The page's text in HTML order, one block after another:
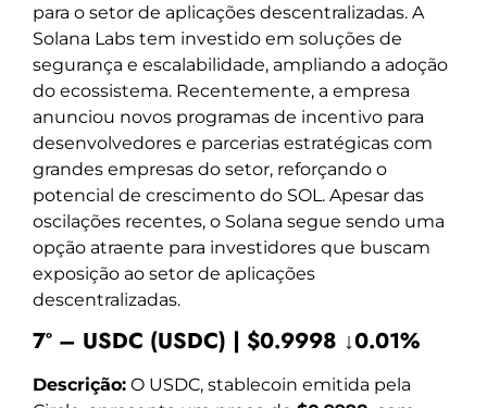
para o setor de aplicações descentralizadas. A
Solana Labs tem investido em soluções de
segurança e escalabilidade, ampliando a adoção
do ecossistema. Recentemente, a empresa
anunciou novos programas de incentivo para
desenvolvedores e parcerias estratégicas com
grandes empresas do setor, reforçando o
potencial de crescimento do SOL. Apesar das
oscilações recentes, o Solana segue sendo uma
opção atraente para investidores que buscam
exposição ao setor de aplicações
descentralizadas.
7º – USDC (USDC) | $0.9998 ↓0.01%
Descrição: O USDC, stablecoin emitida pela